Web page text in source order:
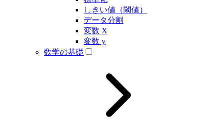
しきい値（閾値）
データ分割
変数 X
変数 y
数学の基礎